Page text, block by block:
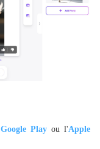
Google Play ou l'Apple